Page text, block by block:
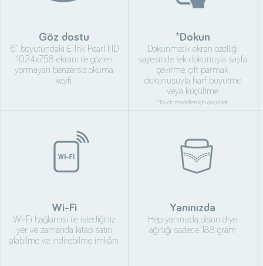
Göz dostu
6” boyutundaki E-Ink Pearl HD
1024x758 ekranı ile gözleri
yormayan benzersiz okuma
keyfi.
*Dokun
Dokunmatik ekran özelliği
sayesinde tek dokunuşla sayfa
çevirme; çift parmak
dokunuşuyla harf büyütme
veya küçültme
*Touch modelleri için geçerlidir.
Wi-Fi
Wi-Fi bağlantısı ile istediğiniz
yer ve zamanda kitap satın
alabilme ve indirebilme imkânı
Yanınızda
Hep yanınızda olsun diye
ağırlığı sadece 188 gram